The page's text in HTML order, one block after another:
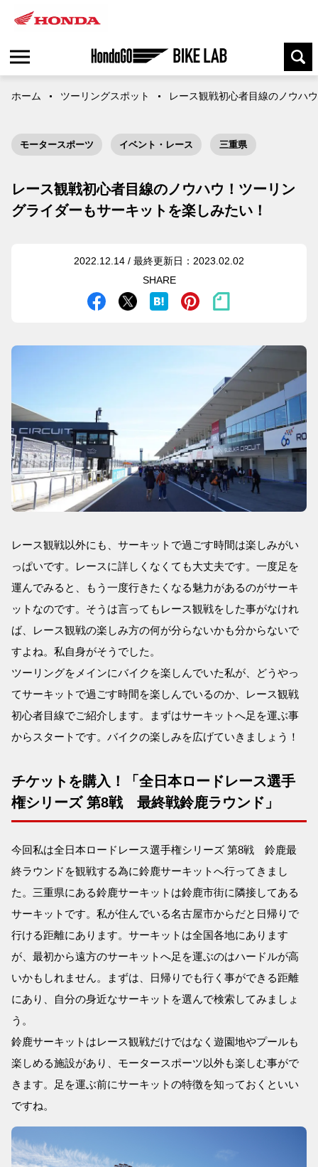
ホーム ツーリングスポット レース観戦初心者目線のノウハ
モータースポーツ イベント・レース 三重県
レース観戦初心者目線のノウハウ！ツーリン
グライダーもサーキットを楽しみたい！
2022.12.14 / 最終更新日：2023.02.02
SHARE
レース観戦以外にも、サーキットで過ごす時間は楽しみがい
っぱいです。レースに詳しくなくても大丈夫です。一度足を
運んでみると、もう一度行きたくなる魅力があるのがサーキ
ットなのです。そうは言ってもレース観戦をした事がなけれ
ば、レース観戦の楽しみ方の何が分らないかも分からないで
すよね。私自身がそうでした。
ツーリングをメインにバイクを楽しんでいた私が、どうやっ
てサーキットで過ごす時間を楽しんでいるのか、レース観戦
初心者目線でご紹介します。まずはサーキットへ足を運ぶ事
からスタートです。バイクの楽しみを広げていきましょう！
チケットを購入！「全日本ロードレース選手
権シリーズ 第8戦 最終戦鈴鹿ラウンド」
今回私は全日本ロードレース選手権シリーズ 第8戦 鈴鹿最
終ラウンドを観戦する為に鈴鹿サーキットへ行ってきまし
た。三重県にある鈴鹿サーキットは鈴鹿市街に隣接してある
サーキットです。私が住んでいる名古屋市からだと日帰りで
行ける距離にあります。サーキットは全国各地にあります
が、最初から遠方のサーキットへ足を運ぶのはハードルが高
いかもしれません。まずは、日帰りでも行く事ができる距離
にあり、自分の身近なサーキットを選んで検索してみましょ
う。
鈴鹿サーキットはレース観戦だけではなく遊園地やプールも
楽しめる施設があり、モータースポーツ以外も楽しむ事がで
きます。足を運ぶ前にサーキットの特徴を知っておくといい
ですね。